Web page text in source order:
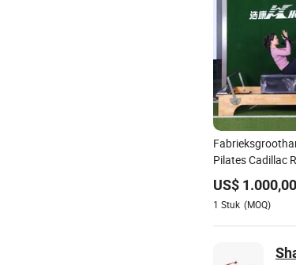
Pilates Cadillac
Pilates Volledige
Gym
Studio en Thuis
Cadillac
US$ 1.000,00
1 Stuk (MOQ)